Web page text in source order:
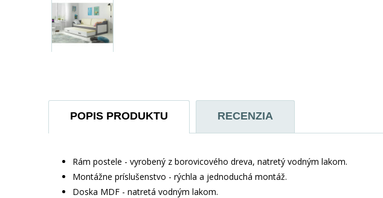
POPIS PRODUKTU RECENZIA
Rám postele - vyrobený z borovicového dreva, natretý vodným lakom.
Montážne príslušenstvo - rýchla a jednoduchá montáž.
Doska MDF - natretá vodným lakom.